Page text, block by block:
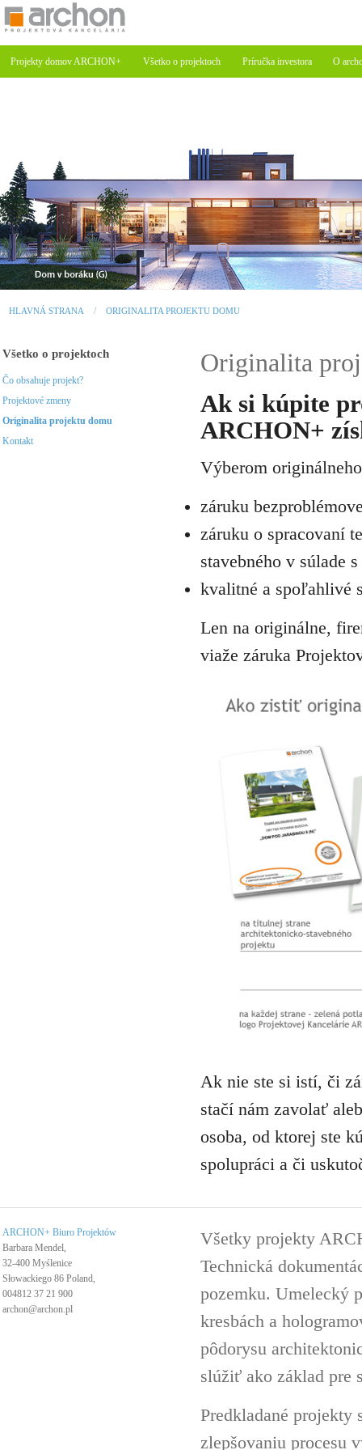
Projekty domov ARCHON+ Všetko o projektoch Príručka investora O
HLAVNÁ STRANA ORIGINALITA PROJEKTU DOMU
Všetko o projektoch
Čo obsahuje projekt?
Projektové zmeny
Originalita projektu domu
Kontakt
Originalita
Ak si kúpite
ARCHON+
Výberom
záruku
záruku o spracovaní
stavebného v súlade
kvalitné a spoľahlivé
Len na originálne,
viaže záruka
Ak nie ste si istí, či
stačí nám zavolať
osoba, od ktorej ste
spolupráci a či
ARCHON+ Biuro Projektów
Barbara Mendel,
32-400 Myślenice
Słowackiego 86 Poland,
004812 37 21 900
archon@archon.pl
Všetky projekty
Technická
pozemku. Umelecký
kresbách a
pôdorysu
slúžiť ako základ pre
Predkladané
zlepšovaniu procesu